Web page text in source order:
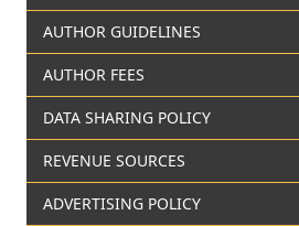
AUTHOR GUIDELINES
AUTHOR FEES
DATA SHARING POLICY
REVENUE SOURCES
ADVERTISING POLICY